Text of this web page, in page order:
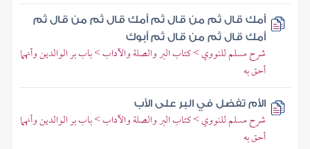
أمك قال ثم من قال ثم أمك قال ثم من قال ثم
أمك قال ثم من قال ثم أبوك
شرح مسلم للنووي > كتاب البر والصلة والآداب > باب بر الوالدين وأنهما
أحق به
الأم تفضل في البر على الأب
شرح مسلم للنووي > كتاب البر والصلة والآداب > باب بر الوالدين وأنهما
أحق به